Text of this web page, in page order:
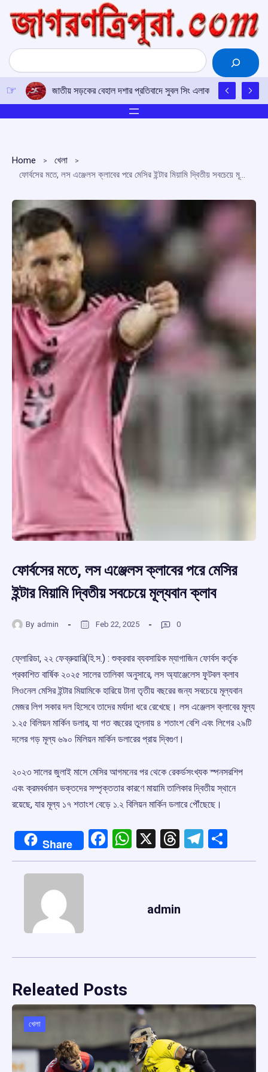
content
Search
জাতীয় সড়কের বেহাল দশার প্রতিবাদে সুবল সিং এলাকায় সিপিআই(এম)-
Home
খেলা
ফোর্বসের মতে, লস এঞ্জেলস ক্লাবের পরে মেসির ইন্টার মিয়ামি দ্বিতীয় সবচেয়ে মূল্যবান ক্লাব
ফোর্বসের মতে, লস এঞ্জেলস ক্লাবের পরে মেসির
ইন্টার মিয়ামি দ্বিতীয় সবচেয়ে মূল্যবান ক্লাব
By admin Feb 22, 2025 0
ফ্লোরিডা, ২২ ফেব্রুয়ারি(হি.স.) : শুক্রবার ব্যবসায়িক ম্যাগাজিন ফোর্বস কর্তৃক
প্রকাশিত বার্ষিক ২০২৫ সালের তালিকা অনুসারে, লস অ্যাঞ্জেলেস ফুটবল ক্লাব
লিওনেল মেসির ইন্টার মিয়ামিকে হারিয়ে টানা তৃতীয় বছরের জন্য সবচেয়ে মূল্যবান
মেজর লিগ সকার দল হিসেবে তাদের মর্যাদা ধরে রেখেছে। লস এঞ্জেলস ক্লাবের মূল্য
১.২৫ বিলিয়ন মার্কিন ডলার, যা গত বছরের তুলনায় ৪ শতাংশ বেশি এবং লিগের ২৯টি
দলের গড় মূল্য ৬৯০ মিলিয়ন মার্কিন ডলারের প্রায় দ্বিগুণ।
২০২৩ সালের জুলাই মাসে মেসির আগমনের পর থেকে রেকর্ডসংখ্যক স্পনসরশিপ
এবং ক্রমবর্ধমান ভক্তদের সম্পৃক্ততার কারণে মায়ামি তালিকার দ্বিতীয় স্থানে
রয়েছে, যার মূল্য ১৭ শতাংশ বেড়ে ১.২ বিলিয়ন মার্কিন ডলারে পৌঁছেছে।
Share Facebook
WhatsApp
X Threads
admin
Releated Posts
খেলা